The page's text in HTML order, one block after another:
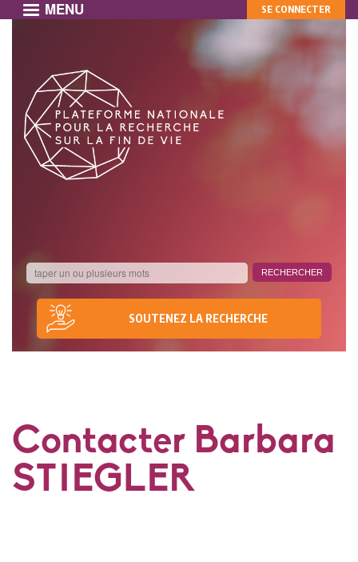
principal
MENU
SOUTENEZ LA RECHERCHE
MON
COMPTE
SE CONNECTER
Contacter Barbara
STIEGLER